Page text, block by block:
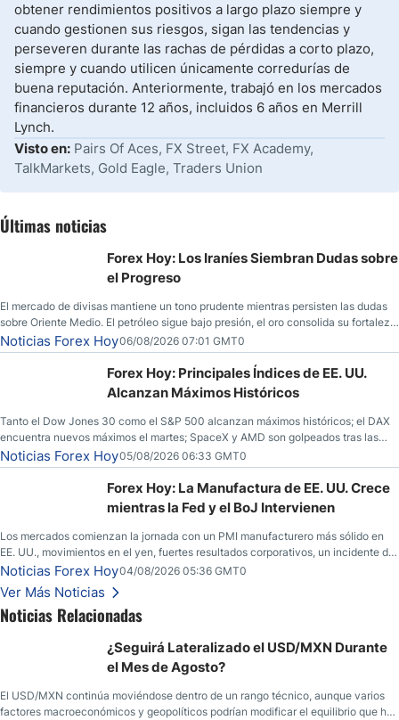
obtener rendimientos positivos a largo plazo siempre y
cuando gestionen sus riesgos, sigan las tendencias y
perseveren durante las rachas de pérdidas a corto plazo,
siempre y cuando utilicen únicamente corredurías de
buena reputación. Anteriormente, trabajó en los mercados
financieros durante 12 años, incluidos 6 años en Merrill
Lynch.
Visto en: Pairs Of Aces, FX Street, FX Academy,
TalkMarkets, Gold Eagle, Traders Union
Últimas noticias
Forex Hoy: Los Iraníes Siembran Dudas sobre
el Progreso
El mercado de divisas mantiene un tono prudente mientras persisten las dudas
sobre Oriente Medio. El petróleo sigue bajo presión, el oro consolida su fortaleza
y los operadores esperan nuevas referencias económicas desde Estados
Unidos.
Noticias Forex Hoy06/08/2026 07:01 GMT0
Forex Hoy: Principales Índices de EE. UU.
Alcanzan Máximos Históricos
Tanto el Dow Jones 30 como el S&P 500 alcanzan máximos históricos; el DAX
encuentra nuevos máximos el martes; SpaceX y AMD son golpeados tras las
llamadas de ganancias; el petróleo crudo cae por debajo de los $80 con nuevas
esperanzas; el dólar estadounidense continúa intentando estabilizarse frente al
yen; el peso mexicano ve un repunte a medida que las tasas caen en EE. UU.
Noticias Forex Hoy05/08/2026 06:33 GMT0
Forex Hoy: La Manufactura de EE. UU. Crece
mientras la Fed y el BoJ Intervienen
Los mercados comienzan la jornada con un PMI manufacturero más sólido en
EE. UU., movimientos en el yen, fuertes resultados corporativos, un incidente de
seguridad en Bitcoin y nuevas señales desde el mercado del petróleo.
Noticias Forex Hoy04/08/2026 05:36 GMT0
Ver Más Noticias
Noticias Relacionadas
¿Seguirá Lateralizado el USD/MXN Durante
el Mes de Agosto?
El USD/MXN continúa moviéndose dentro de un rango técnico, aunque varios
factores macroeconómicos y geopolíticos podrían modificar el equilibrio que ha